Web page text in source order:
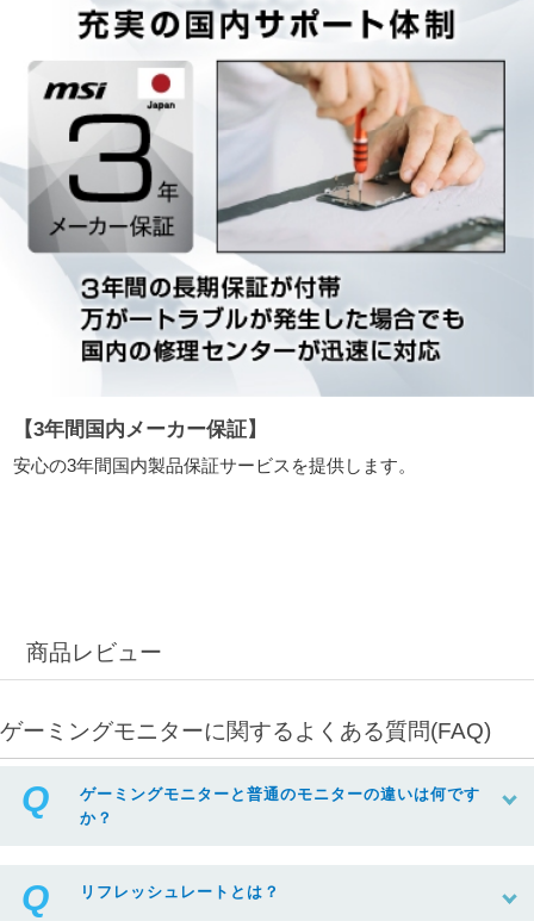
【3年間国内メーカー保証】
安心の3年間国内製品保証サービスを提供します。
商品レビュー
ゲーミングモニターに関するよくある質問(FAQ)
ゲーミングモニターと普通のモニターの違いは何です
か？
リフレッシュレートとは？